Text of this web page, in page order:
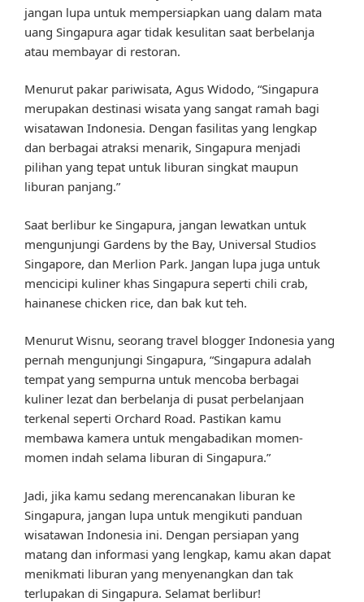
jangan lupa untuk mempersiapkan uang dalam mata
uang Singapura agar tidak kesulitan saat berbelanja
atau membayar di restoran.
Menurut pakar pariwisata, Agus Widodo, “Singapura
merupakan destinasi wisata yang sangat ramah bagi
wisatawan Indonesia. Dengan fasilitas yang lengkap
dan berbagai atraksi menarik, Singapura menjadi
pilihan yang tepat untuk liburan singkat maupun
liburan panjang.”
Saat berlibur ke Singapura, jangan lewatkan untuk
mengunjungi Gardens by the Bay, Universal Studios
Singapore, dan Merlion Park. Jangan lupa juga untuk
mencicipi kuliner khas Singapura seperti chili crab,
hainanese chicken rice, dan bak kut teh.
Menurut Wisnu, seorang travel blogger Indonesia yang
pernah mengunjungi Singapura, “Singapura adalah
tempat yang sempurna untuk mencoba berbagai
kuliner lezat dan berbelanja di pusat perbelanjaan
terkenal seperti Orchard Road. Pastikan kamu
membawa kamera untuk mengabadikan momen-
momen indah selama liburan di Singapura.”
Jadi, jika kamu sedang merencanakan liburan ke
Singapura, jangan lupa untuk mengikuti panduan
wisatawan Indonesia ini. Dengan persiapan yang
matang dan informasi yang lengkap, kamu akan dapat
menikmati liburan yang menyenangkan dan tak
terlupakan di Singapura. Selamat berlibur!